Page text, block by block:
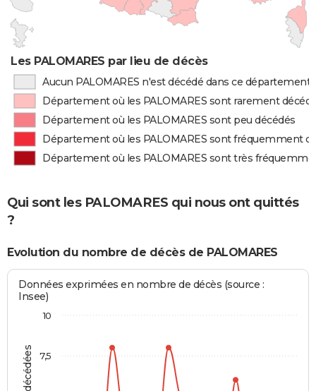
Les PALOMARES par lieu de décès
Aucun PALOMARES n'est décédé dans ce département
Département où les PALOMARES sont rarement
Département où les PALOMARES sont peu décédés
Département où les PALOMARES sont fréquemment
Département où les PALOMARES sont très
Qui sont les PALOMARES qui nous ont quittés
?
Evolution du nombre de décès de PALOMARES
Données exprimées en nombre de décès (source :
Insee)
10
7,5